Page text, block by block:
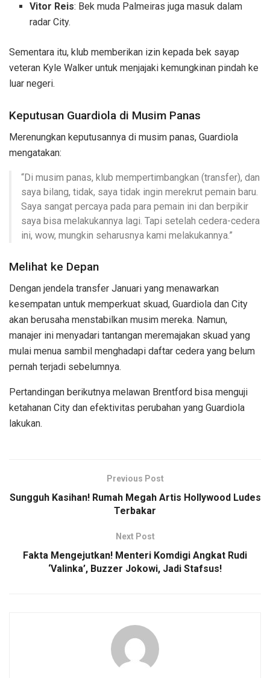
Vitor Reis: Bek muda Palmeiras juga masuk dalam
radar City.
Sementara itu, klub memberikan izin kepada bek sayap
veteran Kyle Walker untuk menjajaki kemungkinan pindah ke
luar negeri.
Keputusan Guardiola di Musim Panas
Merenungkan keputusannya di musim panas, Guardiola
mengatakan:
“Di musim panas, klub mempertimbangkan (transfer), dan
saya bilang, tidak, saya tidak ingin merekrut pemain baru.
Saya sangat percaya pada para pemain ini dan berpikir
saya bisa melakukannya lagi. Tapi setelah cedera-cedera
ini, wow, mungkin seharusnya kami melakukannya.”
Melihat ke Depan
Dengan jendela transfer Januari yang menawarkan
kesempatan untuk memperkuat skuad, Guardiola dan City
akan berusaha menstabilkan musim mereka. Namun,
manajer ini menyadari tantangan meremajakan skuad yang
mulai menua sambil menghadapi daftar cedera yang belum
pernah terjadi sebelumnya.
Pertandingan berikutnya melawan Brentford bisa menguji
ketahanan City dan efektivitas perubahan yang Guardiola
lakukan.
Previous Post
Sungguh Kasihan! Rumah Megah Artis Hollywood Ludes
Terbakar
Next Post
Fakta Mengejutkan! Menteri Komdigi Angkat Rudi
‘Valinka’, Buzzer Jokowi, Jadi Stafsus!